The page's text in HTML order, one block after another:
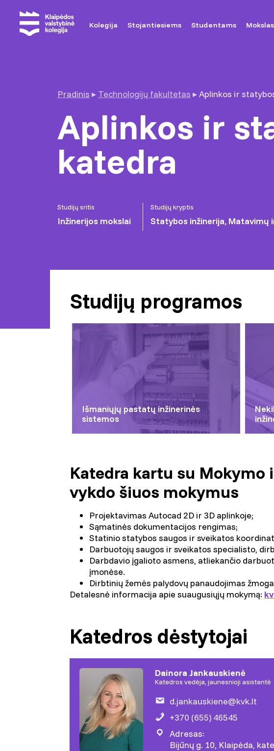
Kolegija Stojantiesiems Studentams Mokslas
Pradinis ▸ Technologijų fakultetas ▸Aplinkos ir
Aplinkos ir
katedra
Studijų sritis
Inžinerijos mokslai
Studijų kryptis
Statybos inžinerija, Matavimų
Studijų programos
Išmaniųjų pastatų inžinerinės
sistemos
Katedra kartu su Mokymo
vykdo šiuos mokymus
Projektavimas Autocad 2D ir 3D aplinkoje;
Sąmatinės dokumentacijos rengimas;
Statinio statybos saugos ir sveikatos
Darbuotojų saugos ir sveikatos specialisto,
Darbdavio įgalioto asmens, atliekančio
įmonėse.
Dirbtinių žemės palydovų panaudojimas
Detalesnė informacija apie suaugusiųjų mokymą:
Katedros dėstytojai
Dainora Jankauskienė
Katedros vedėja, jaunesnioji asistentė
d.jankauskiene@kvk.lt
+370 (655) 46545
Adresas:
Bijūnų g. 10, Klaipėda,